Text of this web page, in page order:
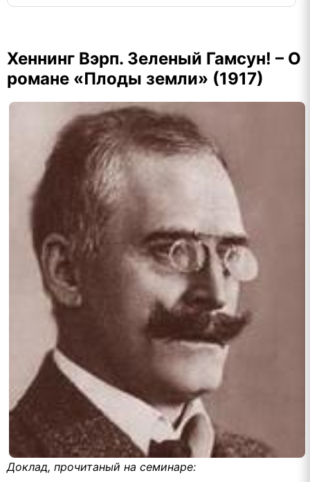
Хеннинг Вэрп. Зеленый Гамсун! – О
романе «Плоды земли» (1917)
Доклад, прочитаный на семинаре: